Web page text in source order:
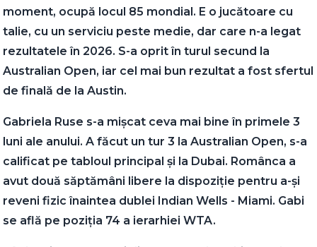
moment, ocupă locul 85 mondial. E o jucătoare cu
talie, cu un serviciu peste medie, dar care n-a legat
rezultatele în 2026. S-a oprit în turul secund la
Australian Open, iar cel mai bun rezultat a fost sfertul
de finală de la Austin.
Gabriela Ruse s-a mișcat ceva mai bine în primele 3
luni ale anului. A făcut un tur 3 la Australian Open, s-a
calificat pe tabloul principal și la Dubai. Românca a
avut două săptămâni libere la dispoziție pentru a-și
reveni fizic înaintea dublei Indian Wells - Miami. Gabi
se află pe poziția 74 a ierarhiei WTA.